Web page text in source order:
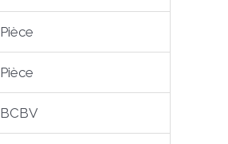
Pièce
Pièce
BCBV